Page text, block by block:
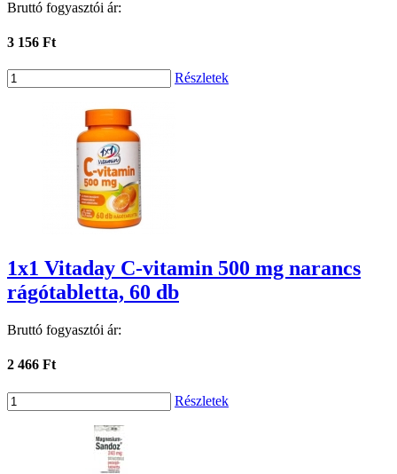
Bruttó fogyasztói ár:
3 156 Ft
Részletek
1x1 Vitaday C-vitamin 500 mg narancs
rágótabletta, 60 db
Bruttó fogyasztói ár:
2 466 Ft
Részletek